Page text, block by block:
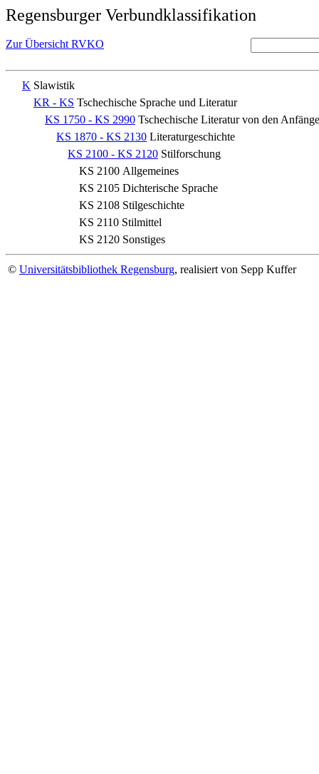
Regensburger Verbundklassifikation
Zur Übersicht RVKO
K Slawistik
KR - KS Tschechische Sprache und Literatur
KS 1750 - KS 2990 Tschechische Literatur von den
KS 1870 - KS 2130 Literaturgeschichte
KS 2100 - KS 2120 Stilforschung
KS 2100 Allgemeines
KS 2105 Dichterische Sprache
KS 2108 Stilgeschichte
KS 2110 Stilmittel
KS 2120 Sonstiges
© Universitätsbibliothek Regensburg, realisiert von Sepp Kuffer